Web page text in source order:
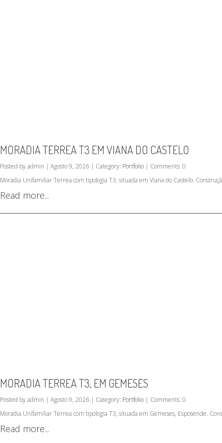
MORADIA TERREA T3 EM VIANA DO CASTELO
Posted by admin | Agosto 9, 2026 | Category: Portfolio | Comments: 0
Moradia Unifamiliar Terrea com tipologia T3, situada em Viana do Castelo.
Read more...
MORADIA TERREA T3, EM GEMESES
Posted by admin | Agosto 9, 2026 | Category: Portfolio | Comments: 0
Moradia Unifamiliar Terrea com tipologia T3, situada em Gemeses, Esposende.
Read more...